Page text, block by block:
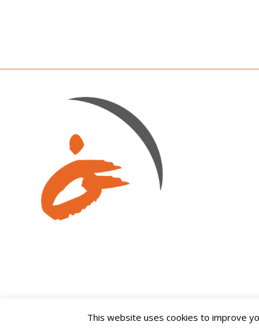
Fundació Onada-Enfold Theme by Kriesi
This website uses cookies to improve